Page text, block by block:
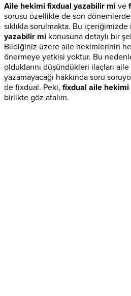
Aile hekimi fixdual yazabilir mi ve
sorusu özellikle de son
sıklıkla sorulmakta. Bu içeriğimizde
yazabilir mi konusuna detaylı bir
Bildiğiniz üzere aile hekimlerinin
önermeye yetkisi yoktur. Bu
olduklarını düşündükleri ilaçları
yazamayacağı hakkında soru
de fixdual. Peki, fixdual aile
birlikte göz atalım.